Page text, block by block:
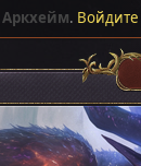
Аркхейм. Войдите